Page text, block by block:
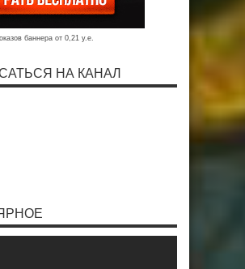
баннера от 0,21 у.е.
НА КАНАЛ